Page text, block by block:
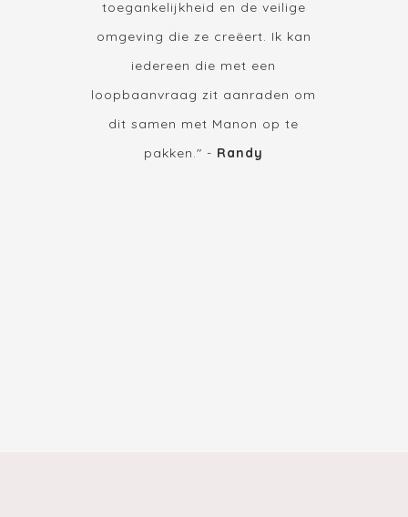
toegankelijkheid en de veilige
omgeving die ze creëert. Ik kan
iedereen die met een
loopbaanvraag zit aanraden om
dit samen met Manon op te
pakken." - Randy